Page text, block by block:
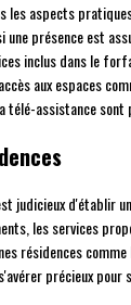
aspects
présence est
inclus dans le
aux espaces
télé-assistance sont
judicieux d'établir
les services
comme
précieux